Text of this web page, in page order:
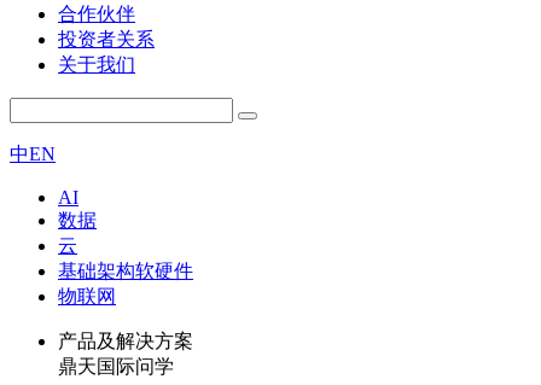
合作伙伴
投资者关系
关于我们
中EN
AI
数据
云
基础架构软硬件
物联网
产品及解决方案
鼎天国际问学